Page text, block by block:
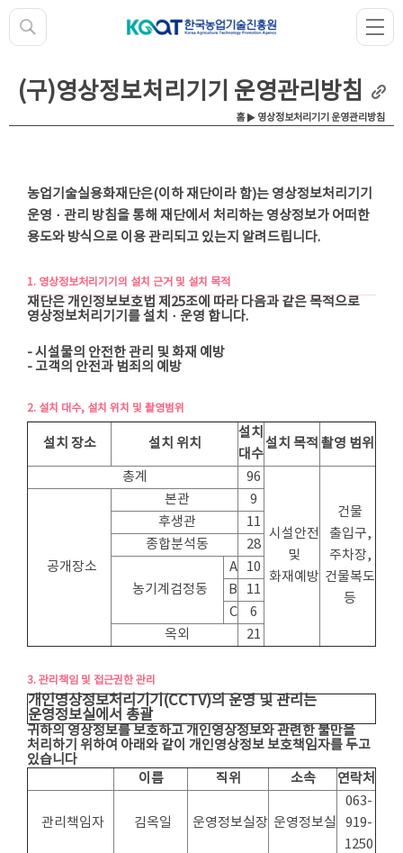
(구)영상정보처리기기 운영관리방침
홈 ▶ 영상정보처리기기 운영관리방침
농업기술실용화재단은(이하 재단이라 함)는 영상정보처리기기
운영ㆍ관리 방침을 통해 재단에서 처리하는 영상정보가 어떠한
용도와 방식으로 이용 관리되고 있는지 알려드립니다.
1. 영상정보처리기기의 설치 근거 및 설치 목적
재단은 개인정보보호법 제25조에 따라 다음과 같은 목적으로
영상정보처리기기를 설치ㆍ운영 합니다.
- 시설물의 안전한 관리 및 화재 예방
- 고객의 안전과 범죄의 예방
2. 설치 대수, 설치 위치 및 촬영범위
설치 장소 설치 위치
설치
대수
설치 목적 촬영 범위
총계 96
시설안전
및
화재예방
건물
출입구,
주차장,
건물복도
등
공개장소
본관
9
후생관
11
종합분석동
28
농기계검정동
A
10
B
11
C
6
옥외
21
3. 관리책임 및 접근권한 관리
개인영상정보처리기기(CCTV)의 운영 및 관리는
운영정보실에서 총괄
귀하의 영상정보를 보호하고 개인영상정보와 관련한 불만을
처리하기 위하여 아래와 같이 개인영상정보 보호책임자를 두고
있습니다
이름
직위 소속 연락처
관리책임자 김옥일 운영정보실장 운영정보실
063-
919-
1250